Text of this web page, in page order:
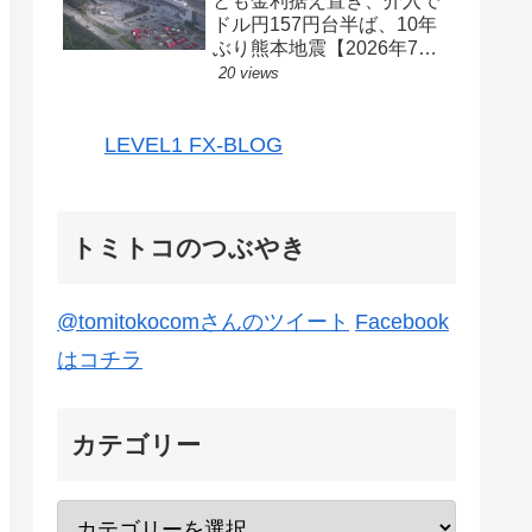
ドル円157円台半ば、10年
ぶり熊本地震【2026年7月
27日-31日｜投機433】
20 views
LEVEL1 FX-BLOG
トミトコのつぶやき
@tomitokocomさんのツイート Facebook
はコチラ
カテゴリー